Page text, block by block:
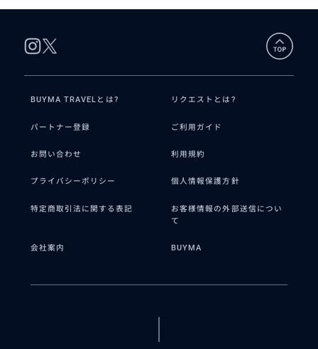
BUYMA TRAVELとは? リクエストとは?
パートナー登録 ご利用ガイド
お問い合わせ 利用規約
プライバシーポリシー 個人情報保護方針
特定商取引法に関する表記
お客様情報の外部送信につい
て
会社案内 BUYMA